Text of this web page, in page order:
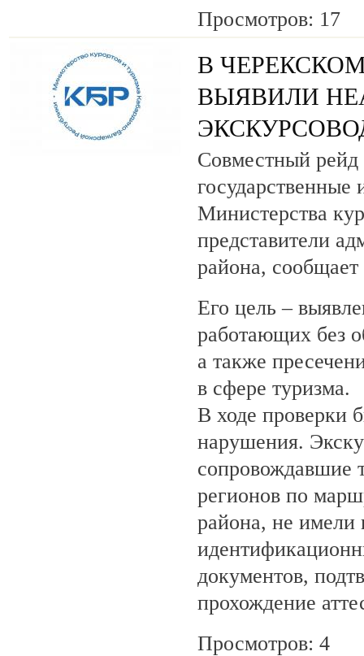
Просмотров: 17
В
ВЫЯВИЛИ
Совместный рейд
государственные
Министерства
представители
района,
Его цель –
работающих без
а также
в сфере туризма.
В ходе проверки
нарушения.
сопровождавшие
регионов по
района, не имели
документов,
прохождение
Просмотров: 4